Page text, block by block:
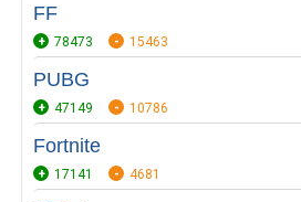
FF
78473 15463
PUBG
47149 10786
Fortnite
17141 4681